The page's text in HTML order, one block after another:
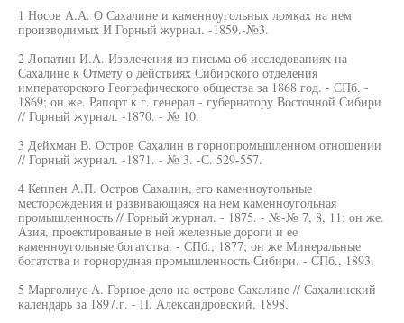
1 Носов А.А. О Сахалине и каменноугольных ломках на нем
производимых И Горный журнал. -1859.-№3.
2 Лопатин И.А. Извлечения из письма об исследованиях на
Сахалине к Отмету о действиях Сибирского отделения
императорского Географического общества за 1868 год. - СПб. -
1869; он же. Рапорт к г. генерал - губернатору Восточной Сибири
// Горный журнал. -1870. - № 10.
3 Дейхман В. Остров Сахалин в горнопромышленном отношении
// Горный журнал. -1871. - № 3. -С. 529-557.
4 Кеппен А.П. Остров Сахалин, его каменноугольные
месторождения и развивающаяся на нем каменноугольная
промышленность // Горный журнал. - 1875. - №-№ 7, 8, 11; он же.
Азия, проектированые в ней железные дороги и ее
каменноугольные богатства. - СПб., 1877; он же Минеральные
богатства и горнорудная промышленность Сибири. - СПб., 1893.
5 Марголиус А. Горное дело на острове Сахалине // Сахалинский
календарь за 1897.г. - П. Александровский, 1898.